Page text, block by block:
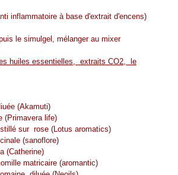
inflammatoire à base d'extrait d'encens)
le simulgel, mélanger au mixer
huiles essentielles, extraits CO2, le
(Akamuti)
(Primavera life)
sur rose (Lotus aromatics)
(sanoflore)
(Catherine)
matricaire (aromantic)